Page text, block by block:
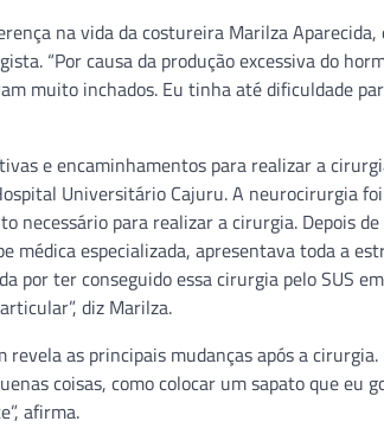
na vida da costureira Marilza
“Por causa da produção excessiva do
muito inchados. Eu tinha até dificuldade
e encaminhamentos para realizar a
Universitário Cajuru. A neurocirurgia
necessário para realizar a cirurgia. Depois
médica especializada, apresentava toda a
por ter conseguido essa cirurgia pelo SUS
diz Marilza.
revela as principais mudanças após a
coisas, como colocar um sapato que
afirma.